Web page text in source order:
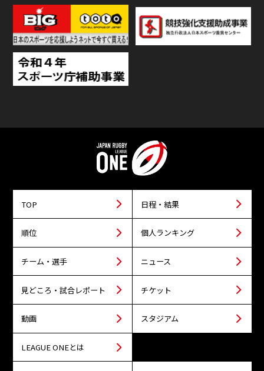
TOP 日程・結果
順位 個人ランキング
チーム・選手 ニュース
見どころ・試合レポート チケット
動画 スタジアム
LEAGUE ONEとは